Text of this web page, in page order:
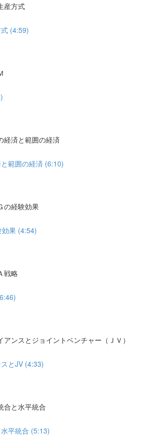
産方式
(4:59)
済と範囲の経済
範囲の経済 (6:10)
経験効果
効果 (4:54)
戦略
ンスとジョイントベンチャー（ＪＶ）
とJV (4:33)
と水平統合
平統合 (5:13)